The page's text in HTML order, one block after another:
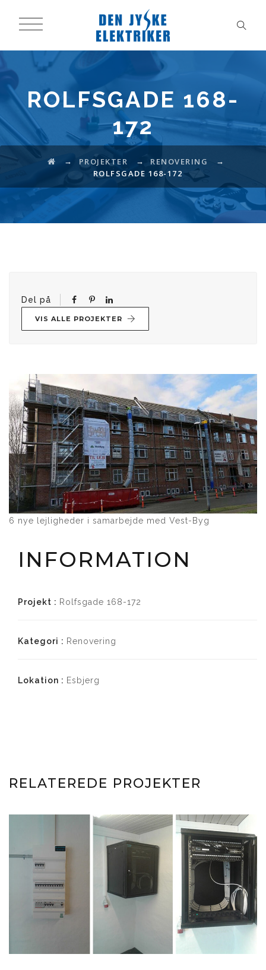
ROLFSGADE 168-
172
→ PROJEKTER → RENOVERING
→
ROLFSGADE 168-172
Del på
VIS ALLE PROJEKTER
Indlægsnavigation
6 nye lejligheder i samarbejde med Vest-Byg
INFORMATION
Projekt : Rolfsgade 168-172
Kategori : Renovering
Lokation : Esbjerg
RELATEREDE PROJEKTER